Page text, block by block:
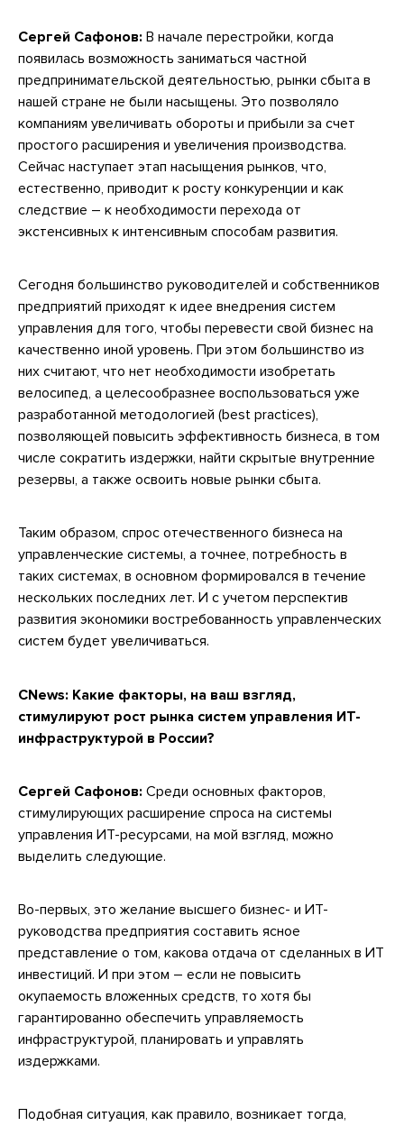
Сергей Сафонов: В начале перестройки, когда
появилась возможность заниматься частной
предпринимательской деятельностью, рынки сбыта в
нашей стране не были насыщены. Это позволяло
компаниям увеличивать обороты и прибыли за счет
простого расширения и увеличения производства.
Сейчас наступает этап насыщения рынков, что,
естественно, приводит к росту конкуренции и как
следствие – к необходимости перехода от
экстенсивных к интенсивным способам развития.
Сегодня большинство руководителей и собственников
предприятий приходят к идее внедрения систем
управления для того, чтобы перевести свой бизнес на
качественно иной уровень. При этом большинство из
них считают, что нет необходимости изобретать
велосипед, а целесообразнее воспользоваться уже
разработанной методологией (best practices),
позволяющей повысить эффективность бизнеса, в том
числе сократить издержки, найти скрытые внутренние
резервы, а также освоить новые рынки сбыта.
Таким образом, спрос отечественного бизнеса на
управленческие системы, а точнее, потребность в
таких системах, в основном формировался в течение
нескольких последних лет. И с учетом перспектив
развития экономики востребованность управленческих
систем будет увеличиваться.
CNews: Какие факторы, на ваш взгляд,
стимулируют рост рынка систем управления ИТ-
инфраструктурой в России?
Сергей Сафонов: Среди основных факторов,
стимулирующих расширение спроса на системы
управления ИТ-ресурсами, на мой взгляд, можно
выделить следующие.
Во-первых, это желание высшего бизнес- и ИТ-
руководства предприятия составить ясное
представление о том, какова отдача от сделанных в ИТ
инвестиций. И при этом – если не повысить
окупаемость вложенных средств, то хотя бы
гарантированно обеспечить управляемость
инфраструктурой, планировать и управлять
издержками.
Подобная ситуация, как правило, возникает тогда,